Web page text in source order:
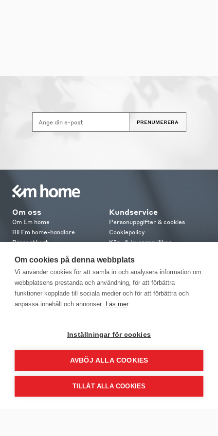
PRENUMERERA
Om oss
Om Em home
Bli Em home-handlare
Presentkort
Em home Club
Medlemsvillkor
Kundservice
Personuppgifter & cookies
Cookiepolicy
Köp- & leveransvillkor
Retur & reklamation
Kontakt
Kontakta oss
Om cookies på denna webbplats
Vi använder cookies för att samla in och analysera information om
webbplatsens prestanda och användning, för att förbättra
funktioner kopplade till sociala medier och för att förbättra och
anpassa innehåll och annonser. Läs mer
Inställningar för cookies
AVBÖJ ALLA COOKIES
TILLÅT ALLA COOKIES